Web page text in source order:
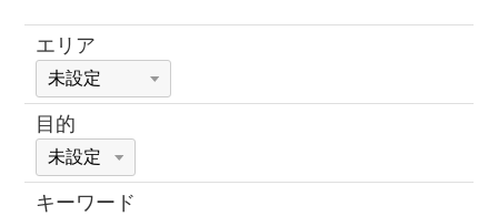
エリア
目的
キーワード